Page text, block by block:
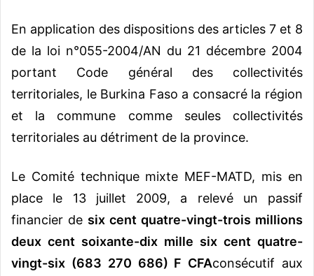
En application des dispositions des articles 7 et 8
de la loi n°055-2004/AN du 21 décembre 2004
portant Code général des collectivités
territoriales, le Burkina Faso a consacré la région
et la commune comme seules collectivités
territoriales au détriment de la province.
Le Comité technique mixte MEF-MATD, mis en
place le 13 juillet 2009, a relevé un passif
financier de six cent quatre-vingt-trois millions
deux cent soixante-dix mille six cent quatre-
vingt-six (683 270 686) F CFAconsécutif aux